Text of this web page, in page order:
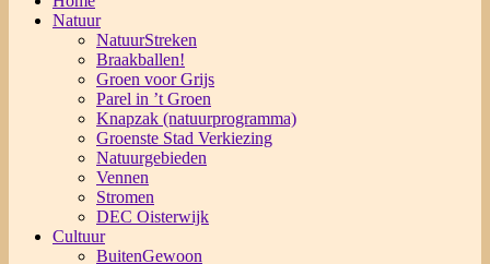
Natuur
NatuurStreken
Braakballen!
Groen voor Grijs
Parel in ’t Groen
Knapzak (natuurprogramma)
Groenste Stad Verkiezing
Natuurgebieden
Vennen
Stromen
DEC Oisterwijk
Cultuur
BuitenGewoon